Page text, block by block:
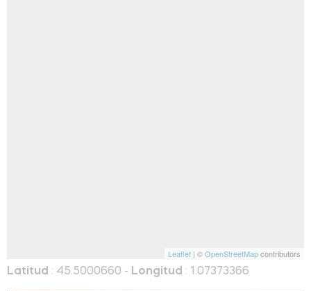
Leaflet | ©OpenStreetMapcontributors
Latitud : 45.5000660 - Longitud : 1.07373366